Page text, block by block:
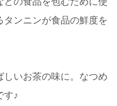
ンニンが食品の鮮度を
いお茶の味に。なつめ
す♪